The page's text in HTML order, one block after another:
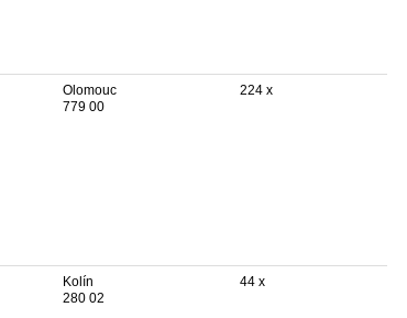
Olomouc
779 00
224 x
Kolín
280 02
44 x